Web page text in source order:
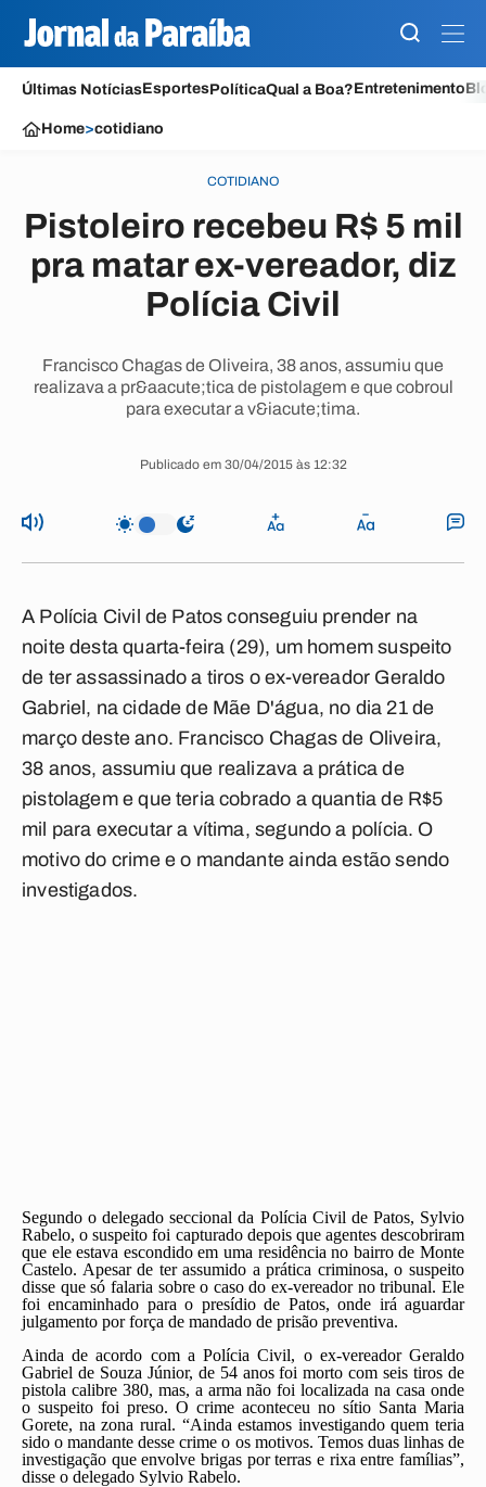
Últimas NotíciasEsportesPolíticaQual a Boa?Entretenimento
Home>cotidiano
COTIDIANO
Pistoleiro recebeu R$ 5 mil
pra matar ex-vereador, diz
Polícia Civil
Francisco Chagas de Oliveira, 38 anos, assumiu que
realizava a pr&aacute;tica de pistolagem e que cobroul
para executar a v&iacute;tima.
Publicado em 30/04/2015 às 12:32
A Polícia Civil de Patos conseguiu prender na
noite desta quarta-feira (29), um homem suspeito
de ter assassinado a tiros o ex-vereador Geraldo
Gabriel, na cidade de Mãe D'água, no dia 21 de
março deste ano. Francisco Chagas de Oliveira,
38 anos, assumiu que realizava a prática de
pistolagem e que teria cobrado a quantia de R$5
mil para executar a vítima, segundo a polícia. O
motivo do crime e o mandante ainda estão sendo
investigados.
Segundo o delegado seccional da Polícia Civil de Patos, Sylvio
Rabelo, o suspeito foi capturado depois que agentes descobriram
que ele estava escondido em uma residência no bairro de Monte
Castelo. Apesar de ter assumido a prática criminosa, o suspeito
disse que só falaria sobre o caso do ex-vereador no tribunal. Ele
foi encaminhado para o presídio de Patos, onde irá aguardar
julgamento por força de mandado de prisão preventiva.
Ainda de acordo com a Polícia Civil, o ex-vereador Geraldo
Gabriel de Souza Júnior, de 54 anos foi morto com seis tiros de
pistola calibre 380, mas, a arma não foi localizada na casa onde
o suspeito foi preso. O crime aconteceu no sítio Santa Maria
Gorete, na zona rural. “Ainda estamos investigando quem teria
sido o mandante desse crime o os motivos. Temos duas linhas de
investigação que envolve brigas por terras e rixa entre famílias”,
disse o delegado Sylvio Rabelo.